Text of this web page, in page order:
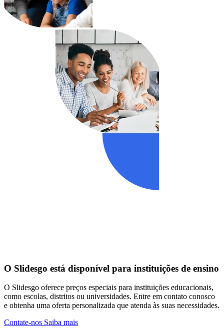
O Slidesgo está disponível para instituições de ensino
O Slidesgo oferece preços especiais para instituições educacionais,
como escolas, distritos ou universidades. Entre em contato conosco
e obtenha uma oferta personalizada que atenda às suas necessidades.
Contate-nos Saiba mais